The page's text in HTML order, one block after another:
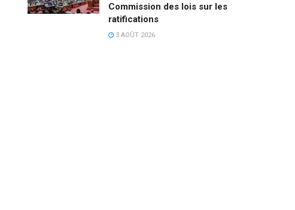
Commission des lois sur les
ratifications
3 AOÛT 2026